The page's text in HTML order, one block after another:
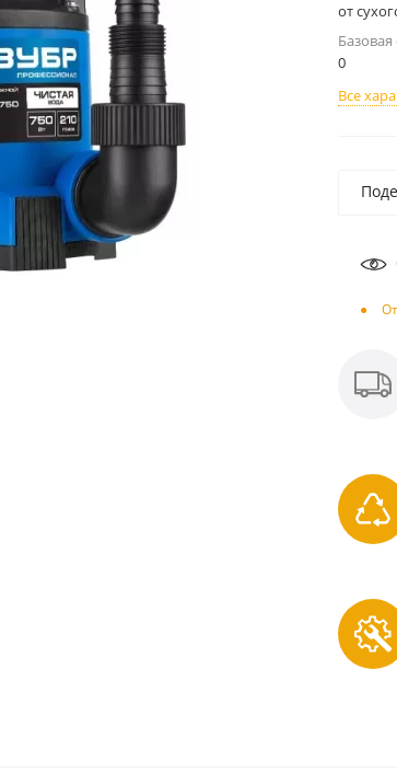
от
0
Все